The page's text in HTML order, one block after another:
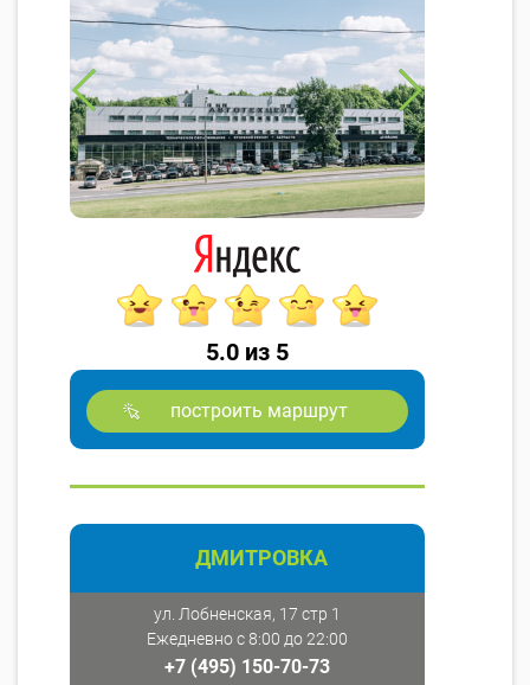
5.0 из 5
построить маршрут
ДМИТРОВКА
ул. Лобненская, 17 стр 1
Ежедневно с 8:00 до 22:00
+7 (495) 150-70-73